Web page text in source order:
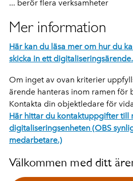
... berör flera verksamheter
Mer information
Här kan du läsa mer om hur du
skicka in ett digitaliseringsärende.
Om inget av ovan kriterier
ärende hanteras inom ramen för
Kontakta din objektledare för
Här hittar du kontaktuppgifter till
digitaliseringsenheten (OBS
medarbetare.)
Välkommen med ditt